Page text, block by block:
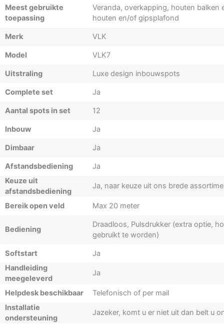
Meest gebruikte
toepassing
Veranda, overkapping, houten balken
houten en/of gipsplafond
Merk VLK
Model VLK7
Uitstraling Luxe design inbouwspots
Complete set Ja
Aantal spots in set 12
Inbouw Ja
Dimbaar Ja
Afstandsbediening
Ja
Keuze uit
afstandsbediening
Ja, naar keuze uit ons brede
Bereik open veld Max 20 meter
Bediening
Draadloos, Pulsdrukker (extra optie,
gebruikt te worden)
Softstart
Ja
Handleiding
meegeleverd
Ja
Helpdesk beschikbaar
Telefonisch of per mail
Installatie
ondersteuning
Jazeker, komt u er niet uit dan belt u